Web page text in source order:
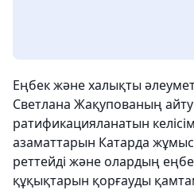
Еңбек және халықты
Светлана Жақупованың
ратификацияланатын
азаматтарын Катарда
реттейді және олардың
құқықтарын қорғауды